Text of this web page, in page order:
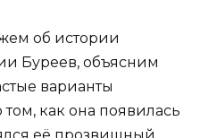
об истории
Буреев, объясним
варианты
как она появилась
её прозвищный